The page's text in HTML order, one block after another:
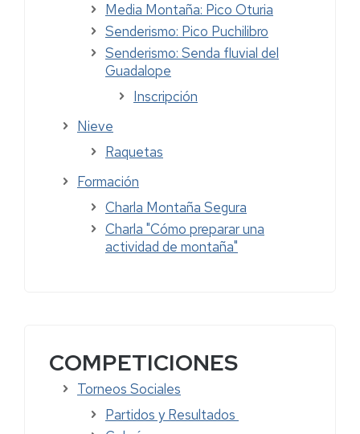
Media Montaña: Pico Oturia
Senderismo: Pico Puchilibro
Senderismo: Senda fluvial del
Guadalope
Inscripción
Nieve
Raquetas
Formación
Charla Montaña Segura
Charla "Cómo preparar una
actividad de montaña"
COMPETICIONES
Torneos Sociales
Partidos y Resultados